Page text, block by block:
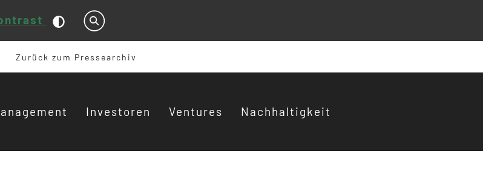
Suche
Zurück zum Pressearchiv
Investoren Ventures Nachhaltigkeit